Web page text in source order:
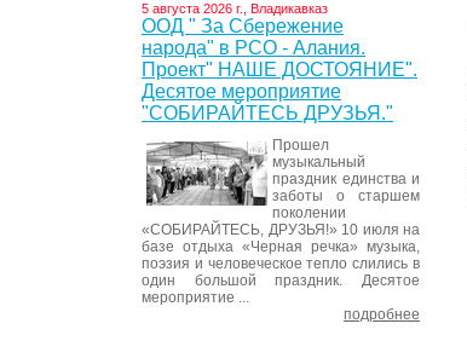
5 августа 2026 г., Владикавказ
ООД " За Сбережение
народа" в РСО - Алания.
Проект" НАШЕ ДОСТОЯНИЕ".
Десятое мероприятие
"СОБИРАЙТЕСЬ ДРУЗЬЯ."
Прошел
музыкальный
праздник единства и
заботы о старшем
поколении
«СОБИРАЙТЕСЬ, ДРУЗЬЯ!» 10 июля на
базе отдыха «Черная речка» музыка,
поэзия и человеческое тепло слились в
один большой праздник. Десятое
мероприятие ...
подробнее